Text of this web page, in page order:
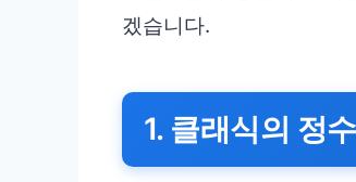
겠습니다.
1. 클래식의 정